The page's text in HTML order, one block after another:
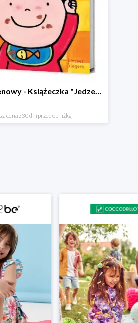
Hit cenowy - Książeczka "Jedzenie"
cena z 30 dni przed obniżką